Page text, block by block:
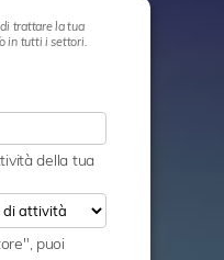
trattare la tua
in tutti i settori.
della tua
puoi